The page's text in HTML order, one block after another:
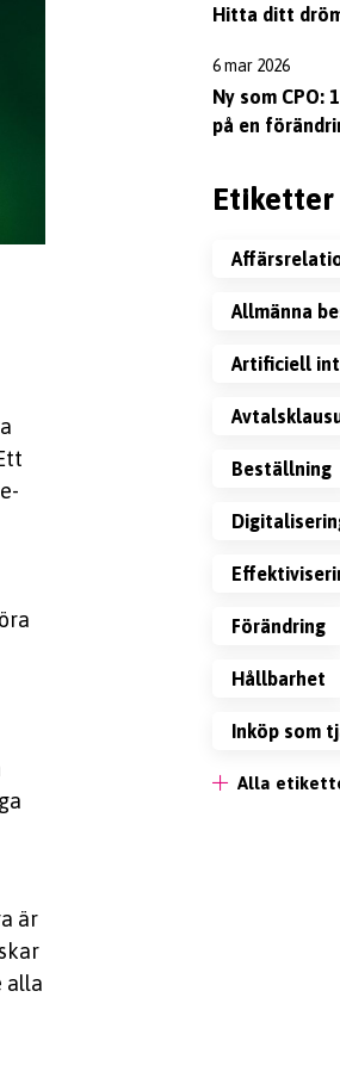
är
alla
Hitta ditt
6 mar 2026
Ny som CPO:
på en
Etiketter
allmänna
artificiell
beställning
förändring
Hållbarhet
inköp som
Alla